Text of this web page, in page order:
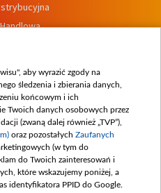
wewnętrznych
aby wyrazić zgody na
śledzenia i zbierania danych,
końcowym i ich
Twoich danych osobowych przez
(zwaną dalej również „TVP”),
oraz pozostałych Zaufanych
(w tym do
do Twoich zainteresowań i
które wskazujemy poniżej, a
identyfikatora PPID do Google.